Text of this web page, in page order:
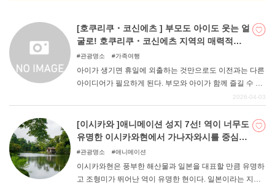
에리어
카테고리
USD
[호쿠리쿠・코신에츠 ] 부모도 아이도 웃는 얼
굴로! 호쿠리쿠・코신에츠 지역의 매력적인
나들이 명소 6선
관광명소 가족여행
아이가 생기면 휴일에 외출하는 것만으로도 이전과는 다른
아이디어가 필요하게 된다. 부모와 아이가 함께 즐길 수 있
는 곳을 잘 선택하지 못하면 "부모만 즐겁고 아이는 왠지 지
수 있는 장소가 아니라면, 소중한 휴일이 피로감과 함께 끝
나버릴 수도 있다. 그런 일이 없도록 이번에는 부모와 아이
가 함께 즐길 수 있는 나들이 장소 6곳을 선정해 보았다.
2026-04-03
[이시카와 ]애니메이션 성지 7선! 역이 너무도
유명한 이시카와현에서 가나자와시를 중심으
로 한 성지순례!
관광명소 애니메이션
이시카와현은 풍부한 해산물과 일본을 대표할 만큼 유명하
고 조형미가 뛰어난 역이 유명한 현이다. 일본이라는 지역